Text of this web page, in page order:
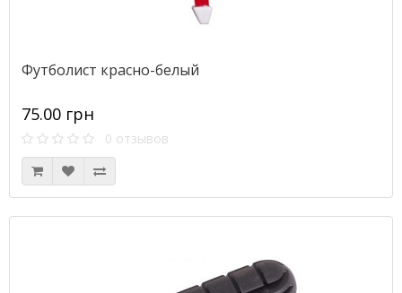
Футболист красно-белый
75.00 грн
0 отзывов